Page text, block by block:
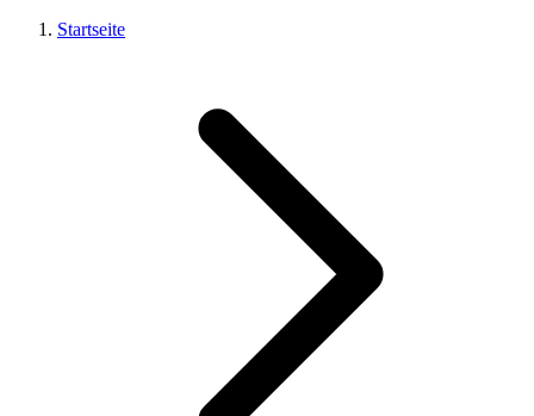
Startseite